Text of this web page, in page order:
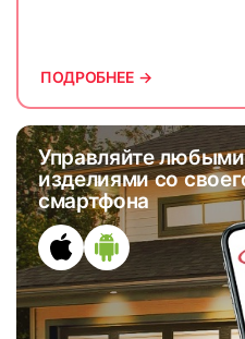
Управляйте любыми
изделиями со
смартфона
ПОДРОБНЕЕ →